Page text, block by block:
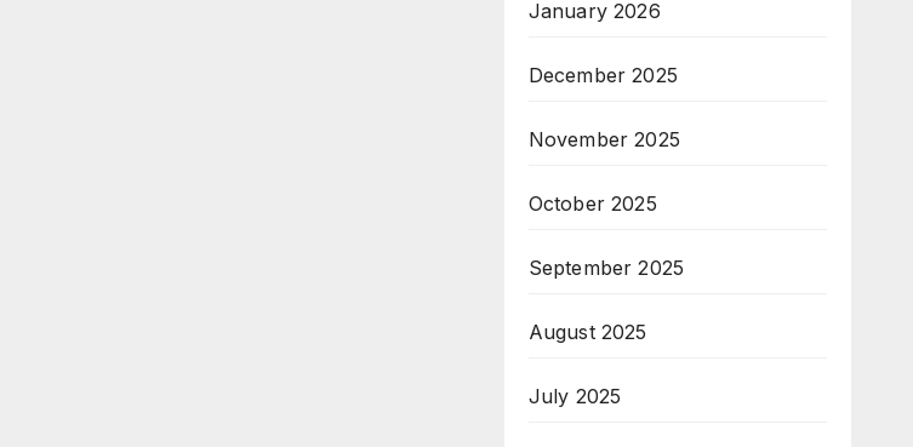
January 2026
December 2025
November 2025
October 2025
September 2025
August 2025
July 2025